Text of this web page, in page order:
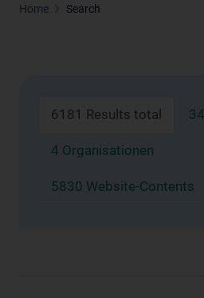
Home Search
6181 Results total
4 Organisationen
5830 Website-Contents